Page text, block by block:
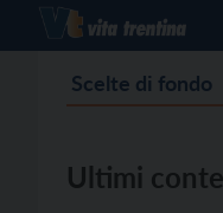
Scelte di fondo
Ultimi